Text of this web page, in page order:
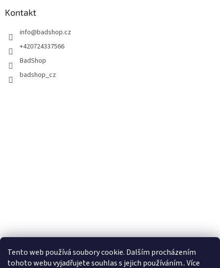
Tento web používá soubory cookie. Dalším procházením
tohoto webu vyjadřujete souhlas s jejich používáním.. Více
Kontakt
info@badshop.cz
+420724337566
BadShop
badshop_cz